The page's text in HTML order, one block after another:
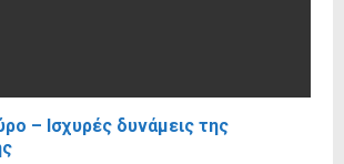
– Ισχυρές δυνάμεις της